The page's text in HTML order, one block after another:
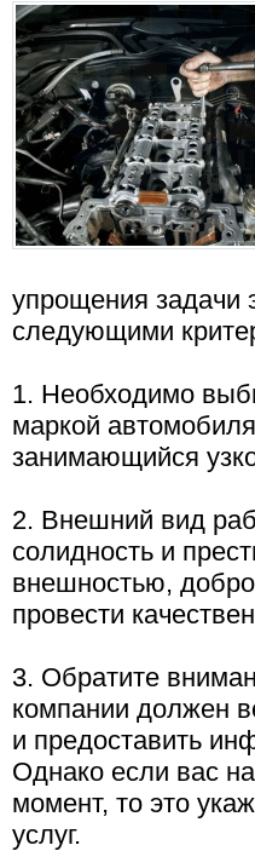
упрощения задачи
следующими
1. Необходимо
маркой
занимающийся
2. Внешний вид
солидность и
внешностью,
провести
3. Обратите
компании должен
и предоставить
Однако если вас
момент, то это
услуг.